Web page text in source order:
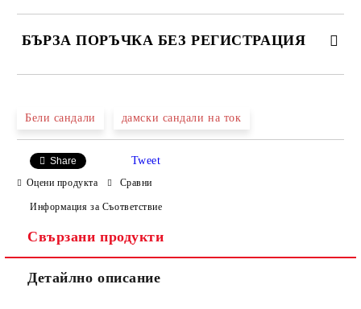
БЪРЗА ПОРЪЧКА БЕЗ РЕГИСТРАЦИЯ
Ние ще се свържем с вас в рамките на работния ден.
Бели сандали дамски сандали на ток
Share Tweet
Оцени продукта Сравни
Информация за Съответствие
Свързани продукти
Детайлно описание